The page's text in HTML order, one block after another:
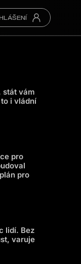
stát vám
i vládní
pro
pro
lidí. Bez
varuje